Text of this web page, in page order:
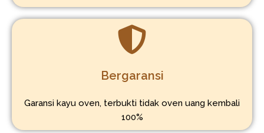
Bergaransi
Garansi kayu oven, terbukti tidak oven uang kembali
100%